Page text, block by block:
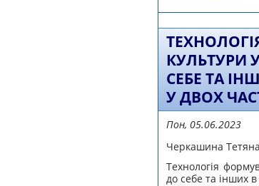
КУЛЬТУРИ
СЕБЕ ТА
У ДВОХ
Пон, 05.06.2023
Черкашина Тетяна
Технологія
до себе та інших в